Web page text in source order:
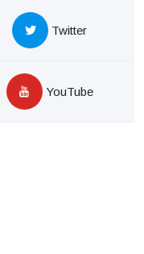
Twitter
YouTube